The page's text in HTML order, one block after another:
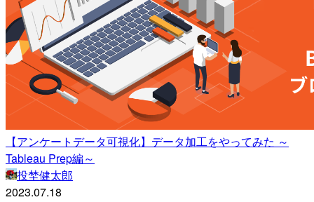
【アンケートデータ可視化】データ加工をやってみた ～
Tableau Prep編～
投埜健太郎
2023.07.18